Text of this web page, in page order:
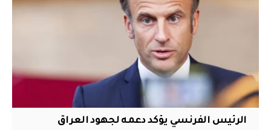
الرئيس الفرنسي يؤكد دعمه لجهود العراق